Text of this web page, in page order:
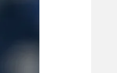
רשיון להקרנה
הצטרפות